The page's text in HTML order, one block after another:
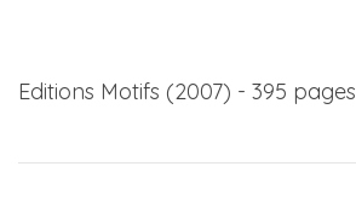
Editions Motifs (2007) - 395 pages